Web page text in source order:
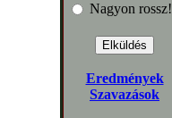
Nagyon rossz!
Eredmények
Szavazások